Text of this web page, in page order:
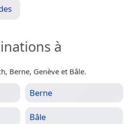
à
Berne, Genève et Bâle.
Berne
Bâle